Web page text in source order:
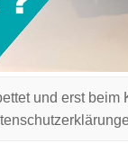
und erst